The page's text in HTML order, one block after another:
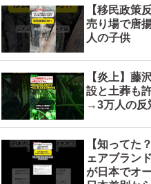
【移民政策
売り場で唐
人の子供
【炎上】藤
設と土葬も
→3万人の反
【知ってた
ェアブラン
が日本でオ